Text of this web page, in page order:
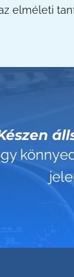
elméleti